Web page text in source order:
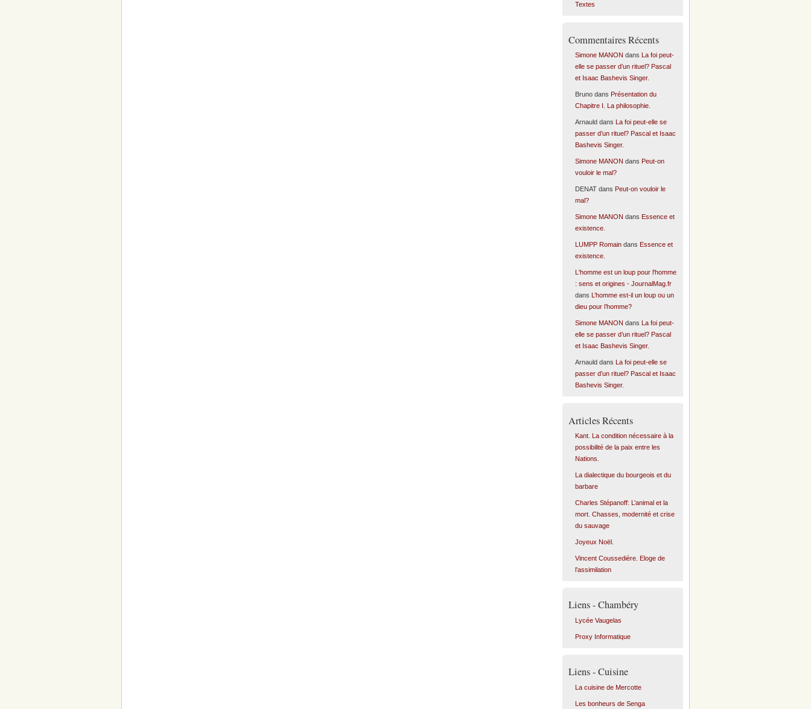
Textes
Commentaires Récents
Simone MANON dans
La foi peut-
elle se passer d’un rituel? Pascal
et Isaac Bashevis Singer.
Brunodans Présentation du
Chapitre I. La philosophie.
Arnauld dans
La foi peut-elle se
passer d’un rituel? Pascal et Isaac
Bashevis Singer.
Simone MANON dans Peut-on
vouloir le mal?
DENATdans Peut-on vouloir le
mal?
Simone MANON dans Essence et
existence.
LUMPP Romaindans Essence et
existence.
L'homme est un loup pour l'homme
: sens et origines - JournalMag.fr
dans
L’homme est-il un loup ou un
dieu pour l’homme?
Simone MANON dans
La foi peut-
elle se passer d’un rituel? Pascal
et Isaac Bashevis Singer.
Arnauld dans
La foi peut-elle se
passer d’un rituel? Pascal et Isaac
Bashevis Singer.
Articles Récents
Kant. La condition nécessaire à la
possibilité de la paix entre les
Nations.
La dialectique du bourgeois et du
barbare
Charles Stépanoff: L’animal et la
mort. Chasses, modernité et crise
du sauvage
Joyeux Noël.
Vincent Coussedière. Eloge de
l’assimilation
Liens - Chambéry
Lycée Vaugelas
Proxy Informatique
Liens - Cuisine
La cuisine de Mercotte
Les bonheurs de Senga